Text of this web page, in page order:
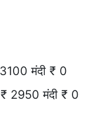
मंदी ₹ 0
2950 मंदी ₹ 0